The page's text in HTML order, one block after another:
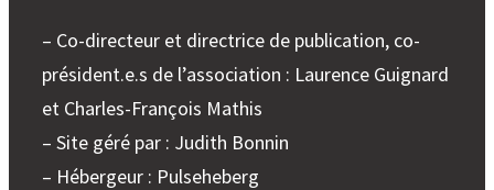
– Co-directeur et directrice de publication, co-
président.e.s de l’association : Laurence Guignard
et Charles-François Mathis
– Site géré par : Judith Bonnin
– Hébergeur : Pulseheberg